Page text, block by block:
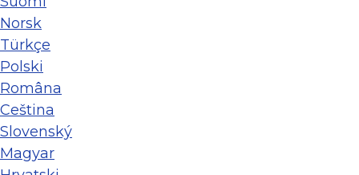
Norsk
Türkçe
Polski
Româna
Ceština
Slovenský
Magyar